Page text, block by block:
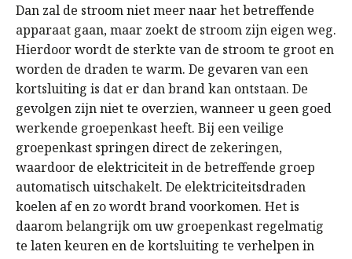
Dan zal de stroom niet meer naar het betreffende
apparaat gaan, maar zoekt de stroom zijn eigen weg.
Hierdoor wordt de sterkte van de stroom te groot en
worden de draden te warm. De gevaren van een
kortsluiting is dat er dan brand kan ontstaan. De
gevolgen zijn niet te overzien, wanneer u geen goed
werkende groepenkast heeft. Bij een veilige
groepenkast springen direct de zekeringen,
waardoor de elektriciteit in de betreffende groep
automatisch uitschakelt. De elektriciteitsdraden
koelen af en zo wordt brand voorkomen. Het is
daarom belangrijk om uw groepenkast regelmatig
te laten keuren en de kortsluiting te verhelpen in